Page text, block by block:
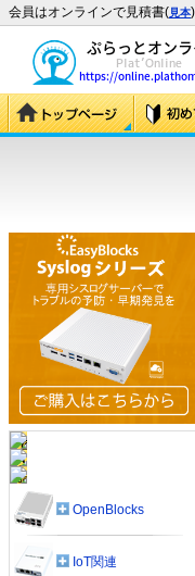
会員はオンラインで見積書(見本
OpenBlocks
IoT関連